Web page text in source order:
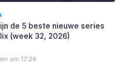
de 5 beste nieuwe series
(week 32, 2026)
om 17:29